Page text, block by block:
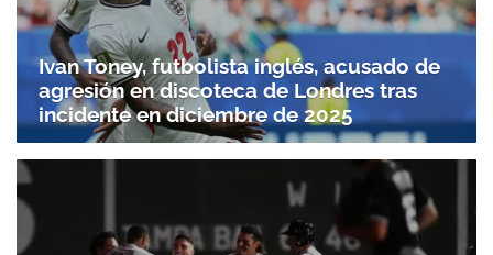
Ivan Toney, futbolista inglés, acusado de
agresión en discoteca de Londres tras
incidente en diciembre de 2025